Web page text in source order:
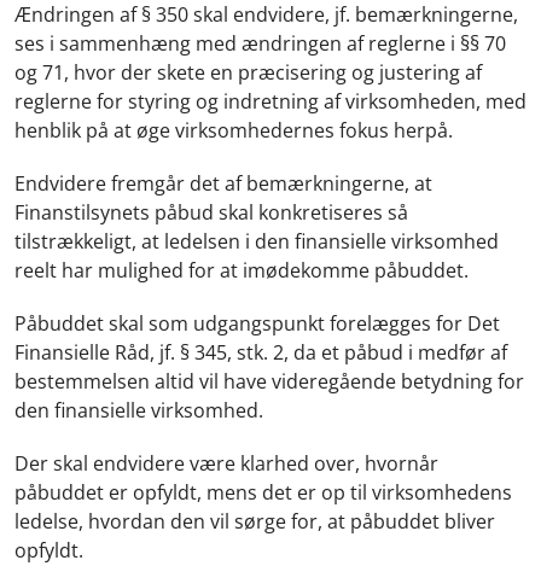
Ændringen af § 350 skal endvidere, jf. bemærkningerne,
ses i sammenhæng med ændringen af reglerne i §§ 70
og 71, hvor der skete en præcisering og justering af
reglerne for styring og indretning af virksomheden, med
henblik på at øge virksomhedernes fokus herpå.
Endvidere fremgår det af bemærkningerne, at
Finanstilsynets påbud skal konkretiseres så
tilstrækkeligt, at ledelsen i den finansielle virksomhed
reelt har mulighed for at imødekomme påbuddet.
Påbuddet skal som udgangspunkt forelægges for Det
Finansielle Råd, jf. § 345, stk. 2, da et påbud i medfør af
bestemmelsen altid vil have videregående betydning for
den finansielle virksomhed.
Der skal endvidere være klarhed over, hvornår
påbuddet er opfyldt, mens det er op til virksomhedens
ledelse, hvordan den vil sørge for, at påbuddet bliver
opfyldt.